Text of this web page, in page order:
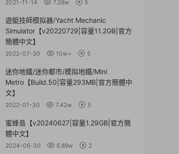
2021-11-14 7.29w 5
遊艇技師模拟器/Yacht Mechanic
Simulator【v20220729|容量11.2GB|官方
簡體中文】
2022-07-30 10w+ 5
迷你地鐵/迷你都市/模拟地鐵/Mini
Metro【Build.50|容量293MB|官方簡體中
文】
2022-01-30 7.42w 5
蜜蜂島【v20240627|容量1.29GB|官方簡
體中文】
2024-06-30 6.89w 2